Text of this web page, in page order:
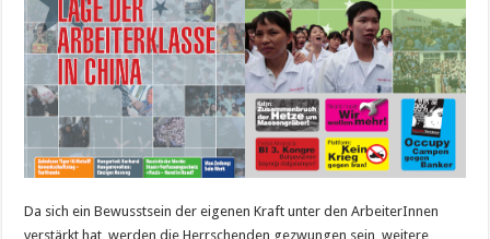
Da sich ein Bewusstsein der eigenen Kraft unter den ArbeiterInnen
verstärkt hat, werden die Herrschenden gezwungen sein, weitere